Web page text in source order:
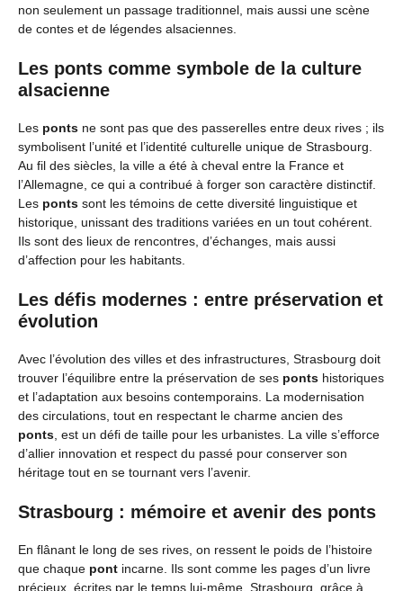
non seulement un passage traditionnel, mais aussi une scène
de contes et de légendes alsaciennes.
Les ponts comme symbole de la culture
alsacienne
Les ponts ne sont pas que des passerelles entre deux rives ; ils
symbolisent l’unité et l’identité culturelle unique de Strasbourg.
Au fil des siècles, la ville a été à cheval entre la France et
l’Allemagne, ce qui a contribué à forger son caractère distinctif.
Les ponts sont les témoins de cette diversité linguistique et
historique, unissant des traditions variées en un tout cohérent.
Ils sont des lieux de rencontres, d’échanges, mais aussi
d’affection pour les habitants.
Les défis modernes : entre préservation et
évolution
Avec l’évolution des villes et des infrastructures, Strasbourg doit
trouver l’équilibre entre la préservation de ses ponts historiques
et l’adaptation aux besoins contemporains. La modernisation
des circulations, tout en respectant le charme ancien des
ponts, est un défi de taille pour les urbanistes. La ville s’efforce
d’allier innovation et respect du passé pour conserver son
héritage tout en se tournant vers l’avenir.
Strasbourg : mémoire et avenir des ponts
En flânant le long de ses rives, on ressent le poids de l’histoire
que chaque pont incarne. Ils sont comme les pages d’un livre
précieux, écrites par le temps lui-même. Strasbourg, grâce à